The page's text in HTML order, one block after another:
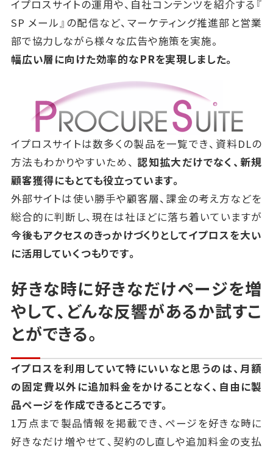
イプロスサイトの運用や、自社コンテンツを紹介する『
SP メール』の配信など、マーケティング推進部と営業
部で協力しながら様々な広告や施策を実施。
幅広い層に向けた効率的なPRを実現しました。
イプロスサイトは数多くの製品を一覧でき、資料DLの
方法もわかりやすいため、 認知拡大だけでなく、新規
顧客獲得にもとても役立っています。
外部サイトは使い勝手や顧客層、課金の考え方などを
総合的に判断し、現在は社ほどに落ち着いていますが
今後もアクセスのきっかけづくりとしてイプロスを大い
に活用していくつもりです。
好きな時に好きなだけページを増
やして、 どんな反響があるか試すこ
とができる。
イプロスを利用していて特にいいなと思うのは、 月額
の固定費以外に追加料金をかけることなく、自由に製
品ページを作成できるところです。
1万点まで製品情報を掲載でき、ページを好きな時に
好きなだけ増やせて、 契約のし直しや追加料金の支払